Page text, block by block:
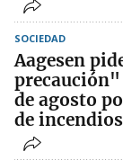
SOCIEDAD
Aagesen
precaución"
de agosto
de incendios